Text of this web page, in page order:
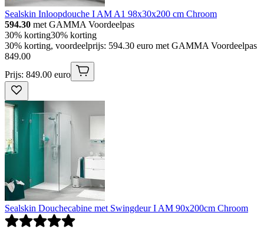
Sealskin Inloopdouche I AM A1 98x30x200 cm Chroom
594.30 met GAMMA Voordeelpas
30% korting30% korting
30% korting, voordeelprijs: 594.30 euro met GAMMA Voordeelpas
849.00
Prijs: 849.00 euro
Sealskin Douchecabine met Swingdeur I AM 90x200cm Chroom